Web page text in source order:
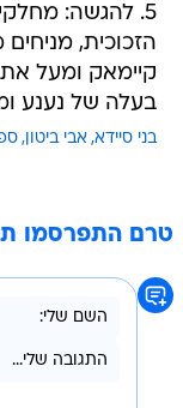
5. להגשה:
קיימאק ומעל
בעלה של נענע
בני סיידא אבי ביטון
טרם התפרסמו